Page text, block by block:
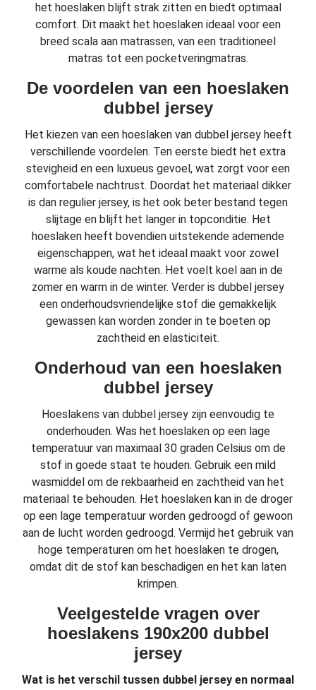
het hoeslaken blijft strak zitten en biedt optimaal
comfort. Dit maakt het hoeslaken ideaal voor een
breed scala aan matrassen, van een traditioneel
matras tot een pocketveringmatras.
De voordelen van een hoeslaken
dubbel jersey
Het kiezen van een hoeslaken van dubbel jersey heeft
verschillende voordelen. Ten eerste biedt het extra
stevigheid en een luxueus gevoel, wat zorgt voor een
comfortabele nachtrust. Doordat het materiaal dikker
is dan regulier jersey, is het ook beter bestand tegen
slijtage en blijft het langer in topconditie. Het
hoeslaken heeft bovendien uitstekende ademende
eigenschappen, wat het ideaal maakt voor zowel
warme als koude nachten. Het voelt koel aan in de
zomer en warm in de winter. Verder is dubbel jersey
een onderhoudsvriendelijke stof die gemakkelijk
gewassen kan worden zonder in te boeten op
zachtheid en elasticiteit.
Onderhoud van een hoeslaken
dubbel jersey
Hoeslakens van dubbel jersey zijn eenvoudig te
onderhouden. Was het hoeslaken op een lage
temperatuur van maximaal 30 graden Celsius om de
stof in goede staat te houden. Gebruik een mild
wasmiddel om de rekbaarheid en zachtheid van het
materiaal te behouden. Het hoeslaken kan in de droger
op een lage temperatuur worden gedroogd of gewoon
aan de lucht worden gedroogd. Vermijd het gebruik van
hoge temperaturen om het hoeslaken te drogen,
omdat dit de stof kan beschadigen en het kan laten
krimpen.
Veelgestelde vragen over
hoeslakens 190x200 dubbel
jersey
Wat is het verschil tussen dubbel jersey en normaal